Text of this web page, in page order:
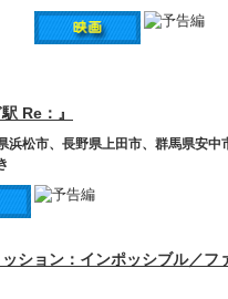
Re：』
浜松市、長野県上田市、群馬県安
ッション：インポッシブル／